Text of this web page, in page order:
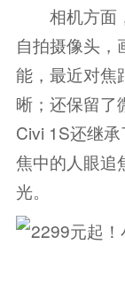
相机方面，
自拍摄像头，
能，最近对焦
晰；还保留了
Civi 1S还继
焦中的人眼追
光。